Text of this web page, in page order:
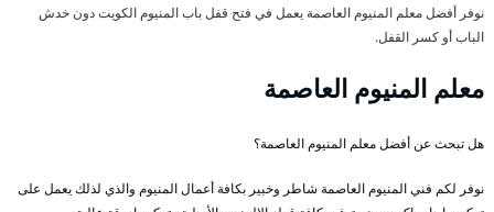
نوفر أفضل معلم المنيوم العاصمة يعمل في فتح قفل باب المنيوم الكويت دون خدش
الباب أو كسر القفل.
معلم المنيوم العاصمة
هل تبحث عن أفضل معلم المنيوم العاصمة؟
نوفر لكم فني المنيوم العاصمة شاطر وخبير بكافة أعمال المنيوم والذي لذلك يعمل على